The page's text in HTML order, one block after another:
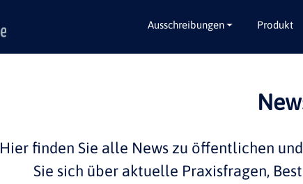
Ausschreibungen
Berlin
Brandenburg
Produkt
Hier finden Sie alle Newszu öffentlichen
Sie sich über aktuelle Praxisfragen,